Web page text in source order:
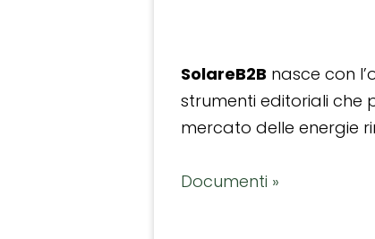
SolareB2B nasce con
strumenti editoriali che
mercato delle energie
Documenti »